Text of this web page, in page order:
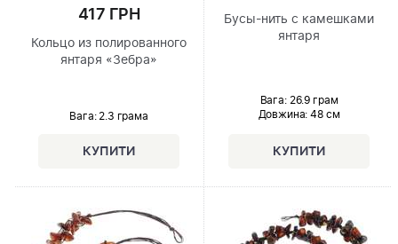
417 ГРН
Кольцо из полированного
янтаря «Зебра»
Вага: 2.3 грама
Бусы-нить с камешками
янтаря
Вага: 26.9 грам
Довжина: 48 см